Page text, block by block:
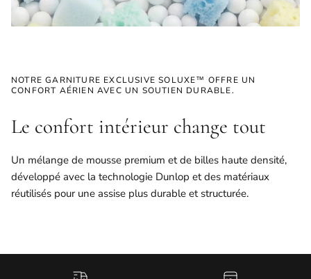
NOTRE GARNITURE EXCLUSIVE SOLUXE™ OFFRE UN
CONFORT AÉRIEN AVEC UN SOUTIEN DURABLE.
Le confort intérieur change tout
Un mélange de mousse premium et de billes haute densité,
développé avec la technologie Dunlop et des matériaux
réutilisés pour une assise plus durable et structurée.